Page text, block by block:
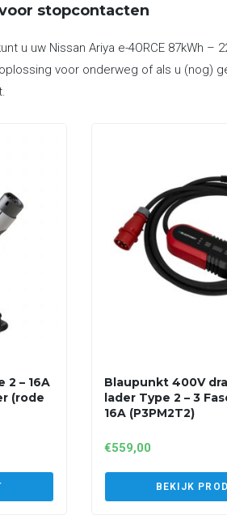
stopcontacten
u uw Nissan Ariya e-4ORCE 87kWh
voor onderweg of als u (nog)
2 – 16A
(rode
Blaupunkt 400V
lader Type 2 – 3
16A (P3PM2T2)
€559,00
BEKIJK